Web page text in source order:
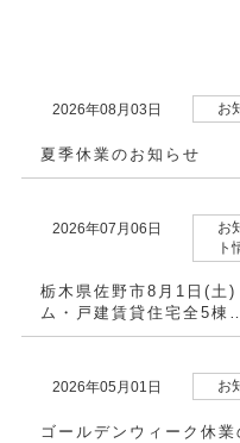
2026年08月03日 お
夏季休業のお知らせ
2026年07月06日
お
ト
栃木県佐野市8月1日(
ム・戸建賃貸住宅全5
2026年05月01日 お
ゴールデンウィーク休業